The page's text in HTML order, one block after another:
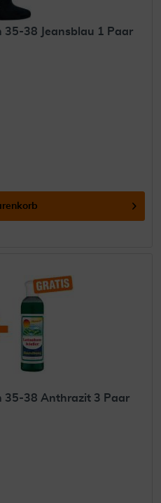
35-38 Jeansblau 1 Paar
35-38 Anthrazit 3 Paar